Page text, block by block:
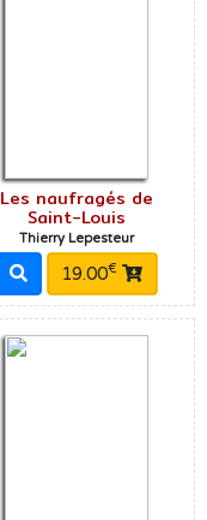
Les naufragés de
Saint-Louis
Thierry Lepesteur
19.00€